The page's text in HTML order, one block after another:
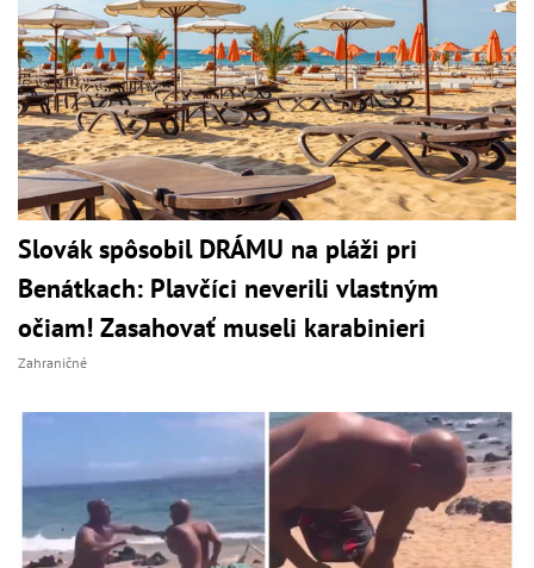
Slovák spôsobil DRÁMU na pláži pri
Benátkach: Plavčíci neverili vlastným
očiam! Zasahovať museli karabinieri
Zahraničné